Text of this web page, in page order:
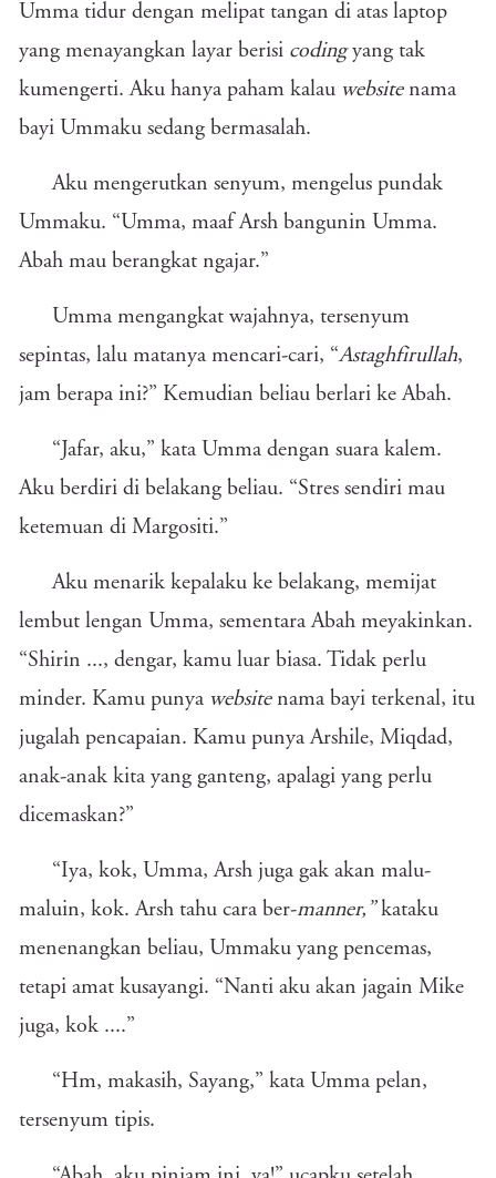
Umma tidur dengan melipat tangan di atas laptop
yang menayangkan layar berisi codingyang tak
kumengerti. Aku hanya paham kalau website nama
bayi Ummaku sedang bermasalah.
Aku mengerutkan senyum, mengelus pundak
Ummaku. “Umma, maaf Arsh bangunin Umma.
Abah mau berangkat ngajar.”
Umma mengangkat wajahnya, tersenyum
sepintas, lalu matanya mencari-cari, “Astaghfirullah,
jam berapa ini?” Kemudian beliau berlari ke Abah.
“Jafar, aku,” kata Umma dengan suara kalem.
Aku berdiri di belakang beliau. “Stres sendiri mau
ketemuan di Margositi.”
Aku menarik kepalaku ke belakang, memijat
lembut lengan Umma, sementara Abah meyakinkan.
“Shirin ..., dengar, kamu luar biasa. Tidak perlu
minder. Kamu punya website nama bayi terkenal, itu
jugalah pencapaian. Kamu punya Arshile, Miqdad,
anak-anak kita yang ganteng, apalagi yang perlu
dicemaskan?”
“Iya, kok, Umma, Arsh juga gak akan malu-
maluin, kok. Arsh tahu cara ber-manner,”kataku
menenangkan beliau, Ummaku yang pencemas,
tetapi amat kusayangi. “Nanti aku akan jagain Mike
juga, kok ....”
“Hm, makasih, Sayang,” kata Umma pelan,
tersenyum tipis.